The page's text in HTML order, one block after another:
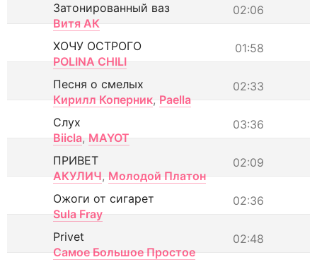
02:06
Затонированный ваз
Витя АК
01:58
ХОЧУ ОСТРОГО
POLINA CHILI
02:33
Песня о смелых
Кирилл Коперник, Paella
03:36
Слух
Biicla, MAYOT
02:09
ПРИВЕТ
АКУЛИЧ, Молодой Платон
02:36
Ожоги от сигарет
Sula Fray
02:48
Privet
Самое Большое Простое